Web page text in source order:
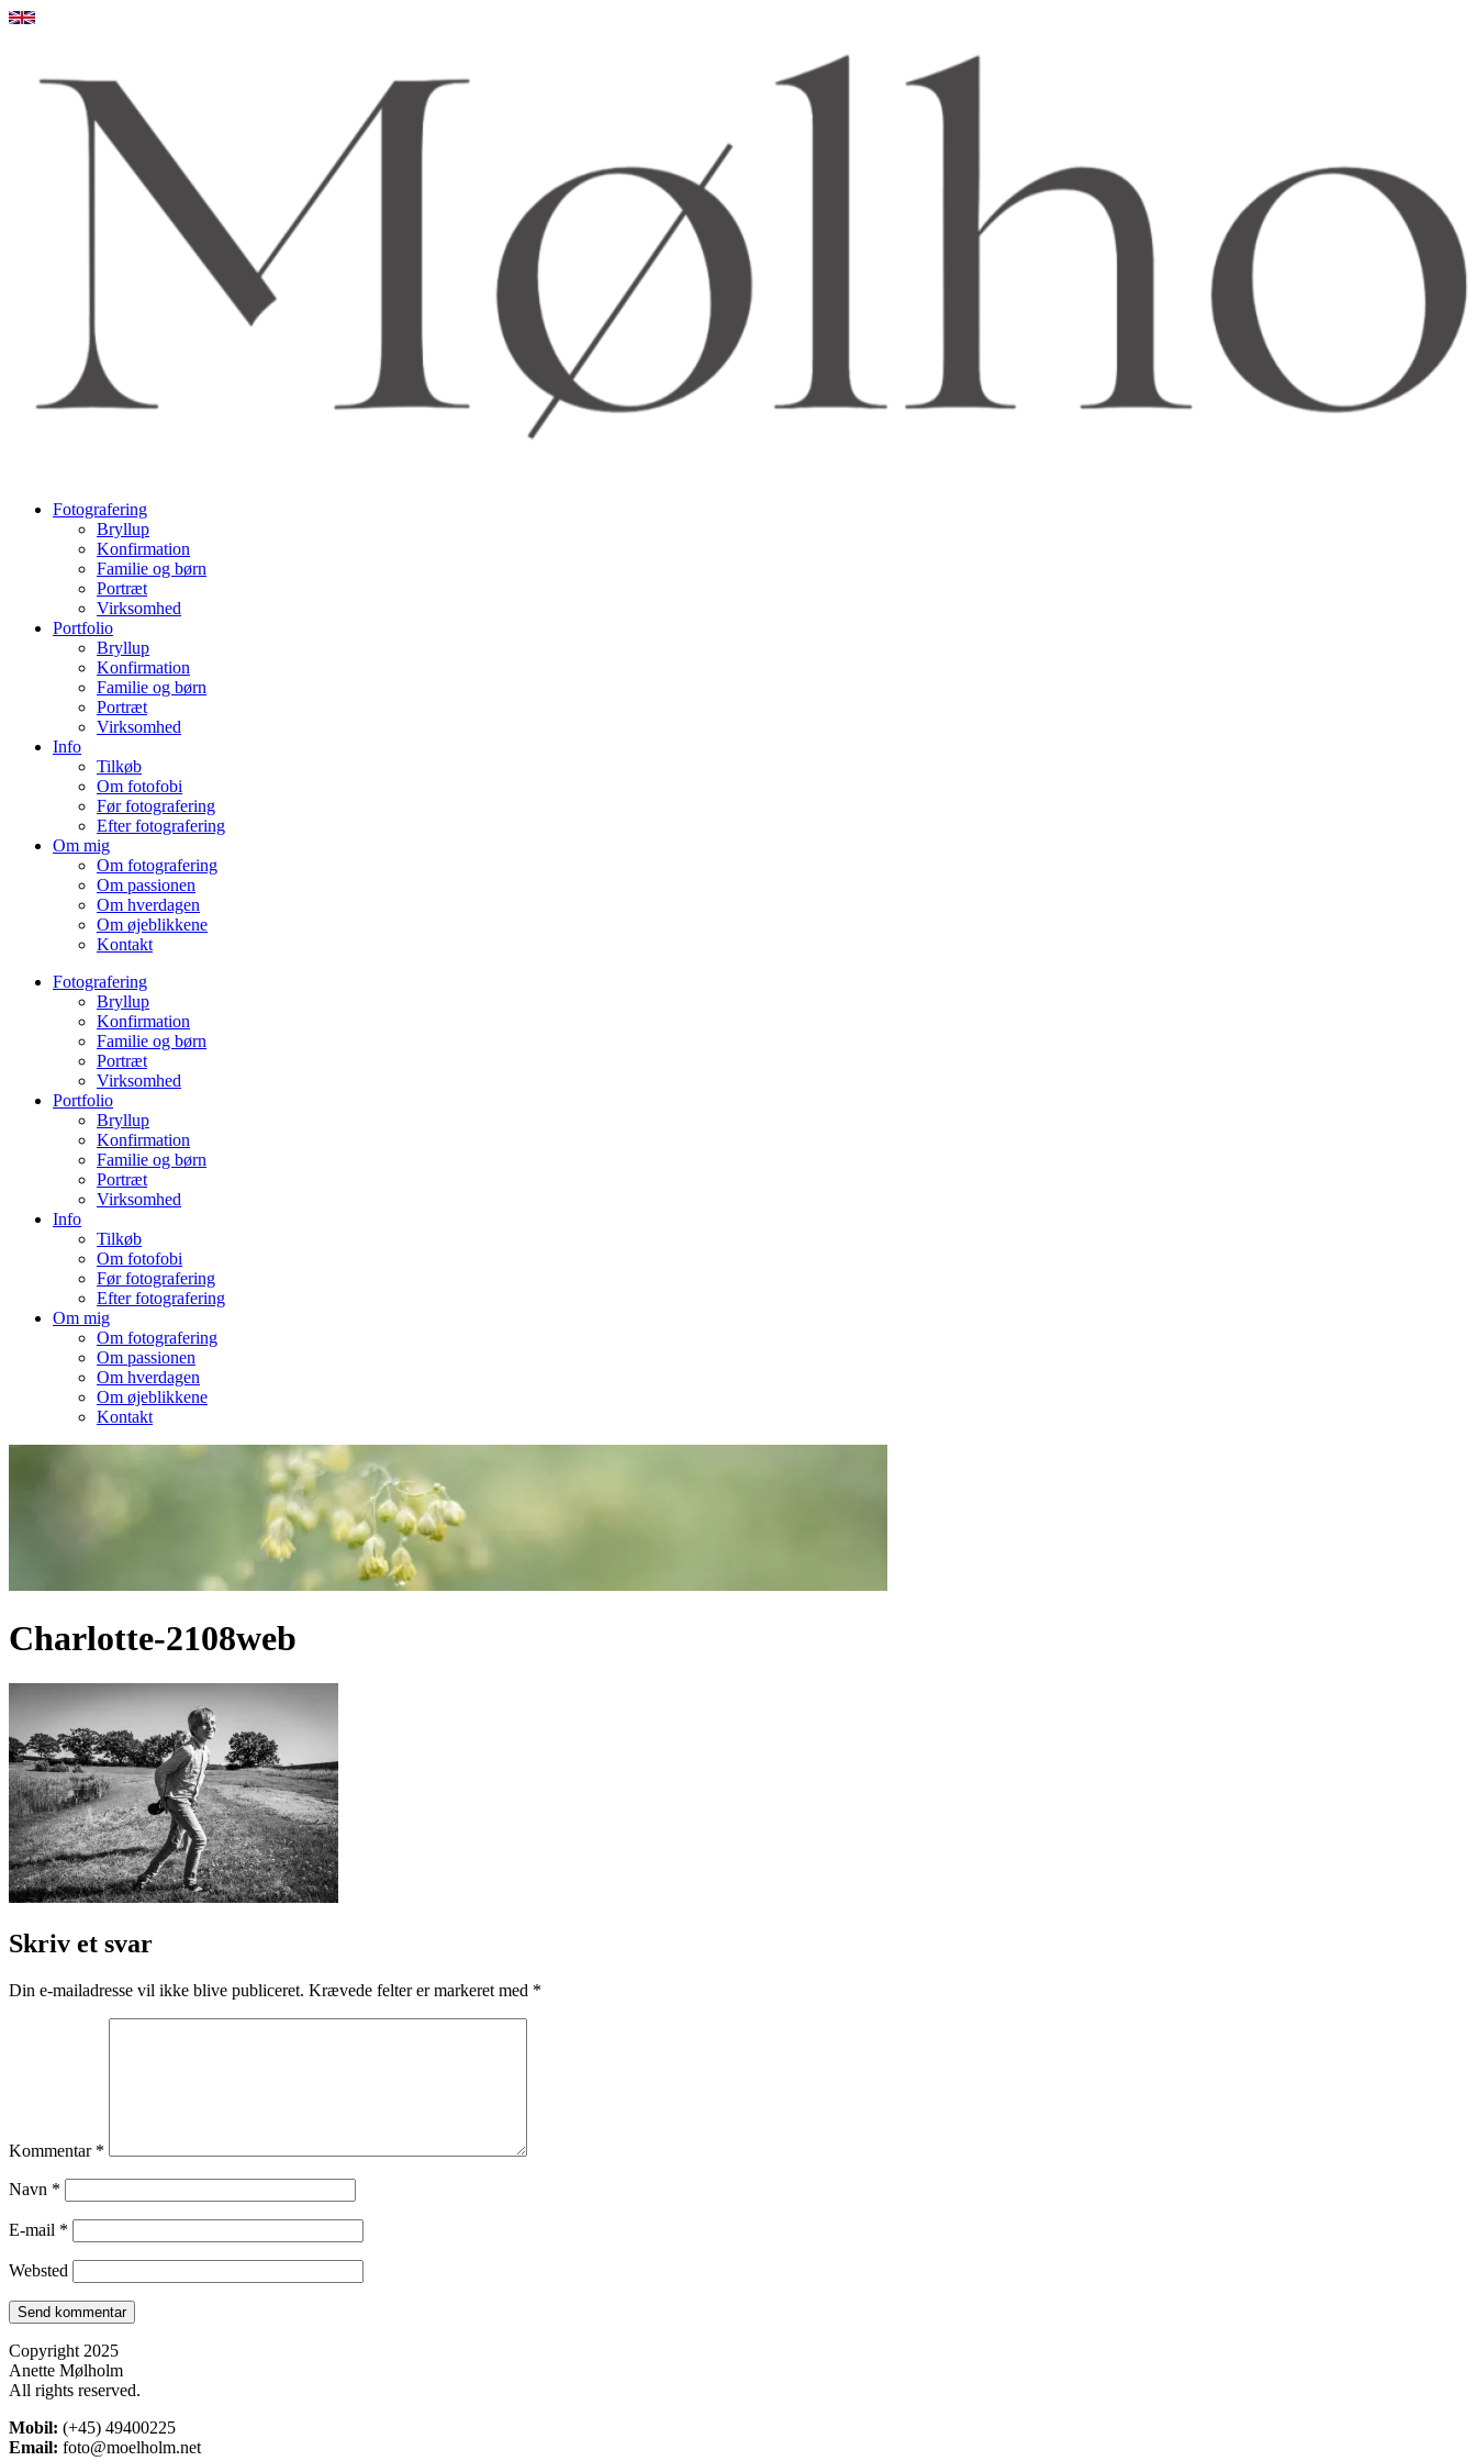
Videre
Fotografering
Bryllup
Konfirmation
Familie og børn
Portræt
Virksomhed
Portfolio
Bryllup
Konfirmation
Familie og børn
Portræt
Virksomhed
Info
Tilkøb
Om fotofobi
Før fotografering
Efter fotografering
Om mig
Om fotografering
Om passionen
Om hverdagen
Om øjeblikkene
Kontakt
Fotografering
Bryllup
Konfirmation
Familie og børn
Portræt
Virksomhed
Portfolio
Bryllup
Konfirmation
Familie og børn
Portræt
Virksomhed
Info
Tilkøb
Om fotofobi
Før fotografering
Efter fotografering
Om mig
Om fotografering
Om passionen
Om hverdagen
Om øjeblikkene
Kontakt
Charlotte-2108web
Skriv et svar
Din e-mailadresse vil ikke blive publiceret. Krævede felter er markeret med *
Kommentar *
Navn *
E-mail *
Websted
Copyright 2025
Anette Mølholm
All rights reserved.
Mobil: (+45) 49400225
Email: foto@moelholm.net